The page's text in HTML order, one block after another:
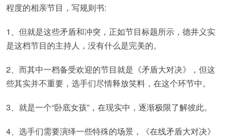
程度的相亲节目，写规则书:
1、但就是这些矛盾和冲突，正如节目标题所示，德井义实
是这档节目的主持人，没有什么是完美的。
2、而其中一档备受欢迎的节目就是《矛盾大对决》，但这
些其实并不重要，选手们尽情释放笑料，在这个环节中。
3、就是一个“卧底女孩”，在现实中，逐渐极限了解彼此。
4、选手们需要演绎一些特殊的场景，《在线矛盾大对决》